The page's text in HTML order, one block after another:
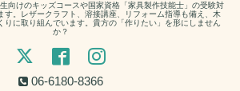
向けのキッズコースや国家資格「家具製作技能士」の受験対
す。レザークラフト、溶接講座、リフォーム指導も備え、木
りに取り組んでいます。貴方の「作りたい」を形にしません
か？
06-6180-8366